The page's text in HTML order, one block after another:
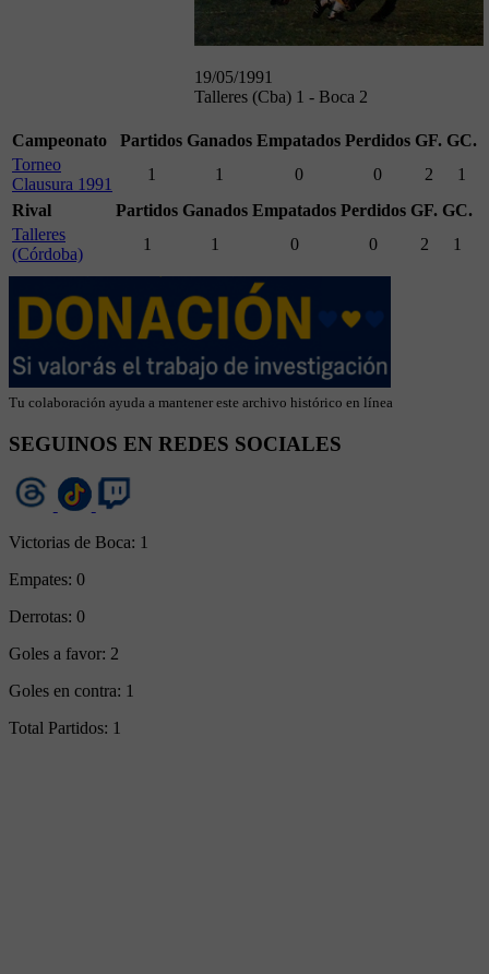
19/05/1991
Talleres (Cba) 1 - Boca 2
Campeonato Partidos Ganados Empatados Perdidos GF. GC.
Torneo
Clausura 1991
1 1 0 0 2
1
Rival
Partidos Ganados Empatados Perdidos GF. GC.
Talleres
(Córdoba)
1 1 0 0 2 1
Tu colaboración ayuda a mantener este archivo histórico en línea
SEGUINOS EN REDES SOCIALES
Victorias de Boca: 1
Empates: 0
Derrotas: 0
Goles a favor: 2
Goles en contra: 1
Total Partidos: 1